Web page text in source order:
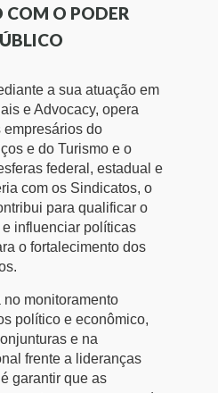
do Contribuinte
e Política
COM O PODER
a sua atuação em
e Advocacy, opera
empresários do
e do Turismo e o
federal, estadual e
com os Sindicatos, o
para qualificar o
influenciar políticas
o fortalecimento dos
monitoramento
político e econômico,
e na
frente a lideranças
garantir que as